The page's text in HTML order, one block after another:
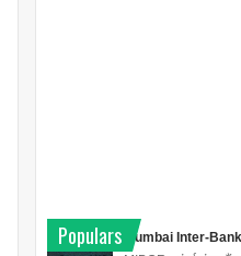
Populars
Mumbai Inter-